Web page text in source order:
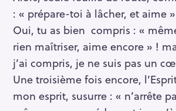
: « prépare-toi à lâcher, et aime
Oui, tu as bien compris : «
rien maîtriser, aime encore » !
j’ai compris, je ne suis pas un
Une troisième fois encore,
mon esprit, susurre : « n’arrête